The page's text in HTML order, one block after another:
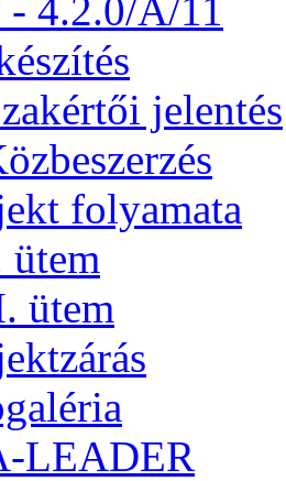
- 4.2.0/A/11
jelentés
folyamata
ütem
ütem
LEADER